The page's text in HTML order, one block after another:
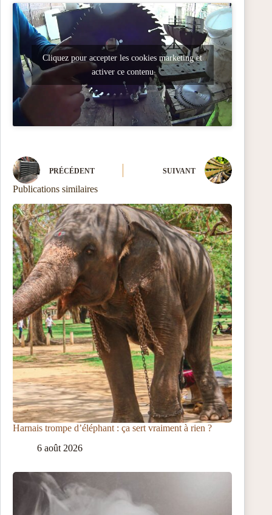
Cliquez pour accepter les cookies marketing et
activer ce contenu
PRÉCÉDENT SUIVANT
Publications similaires
Harnais trompe d’éléphant : ça sert vraiment à rien ?
6 août 2026